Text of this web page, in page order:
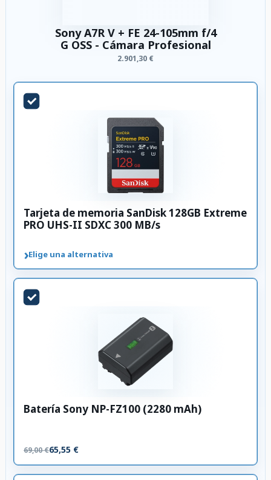
Sony A7R V + FE 24-105mm f/4
G OSS - Cámara Profesional
2.901,30 €
Tarjeta de memoria SanDisk 128GB Extreme
PRO UHS-II SDXC 300 MB/s
›Elige una alternativa
Batería Sony NP-FZ100 (2280 mAh)
69,00 €65,55 €